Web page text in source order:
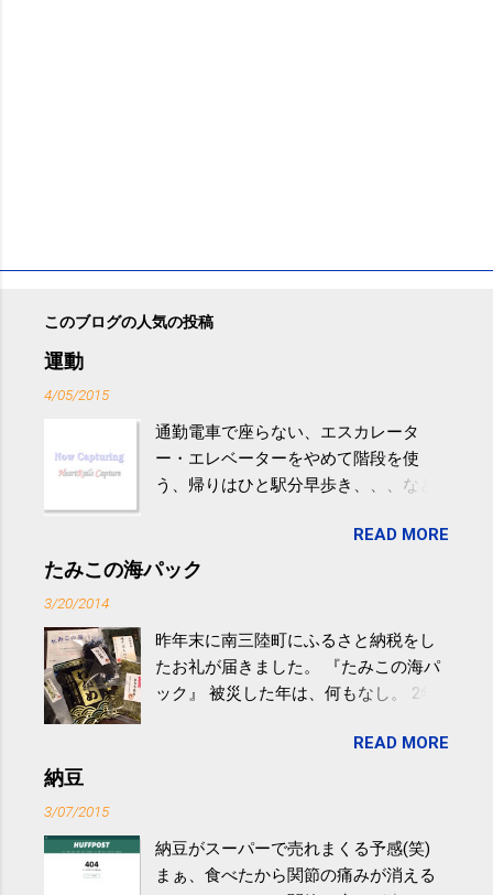
このブログの人気の投稿
運動
4/05/2015
通勤電車で座らない、エスカレータ
ー・エレベーターをやめて階段を使
う、帰りはひと駅分早歩き、、、など
やすい。 スポーツウェア・シューズで
するものだけが運動ではない。 食べ
けると改善する、との結果を筑波大の
研究チームが発表した。改善が期待で
きるのは、過度の飲酒が原因ではない
減らなくても効果があるという。 正田
波大「減量しなくても効果」 - ニュー
ス - アピタル（医療・健康）
READ MORE
たみこの海パック
3/20/2014
昨年末に南三陸町にふるさと納税をし
たお礼が届きました。 『たみこの海パ
ック』 被災した年は、何もなし。 2年
が『たみこの海パック』。 ボランティ
全く考えていなかったので、貰えると
少しづつ復興してる感が伝わってきて
READ MORE
納豆
3/07/2015
納豆がスーパーで売れまくる予感(笑)
まぁ、食べたから関節の痛みが消える